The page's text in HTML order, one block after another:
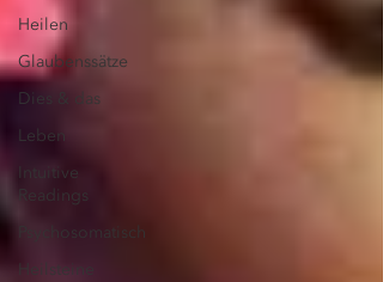
Heilen
Glaubenssätze
Dies & das
Leben
Intuitive
Readings
Psychosomatisch
Heilsteine